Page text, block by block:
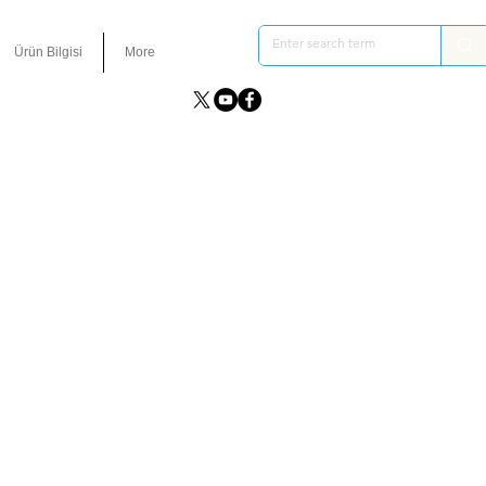
Ürün Bilgisi More